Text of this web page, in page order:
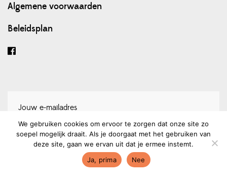
Algemene voorwaarden
Beleidsplan
Schrijf je in voor onze nieuwsbrief
We gebruiken cookies om ervoor te zorgen dat onze site zo
soepel mogelijk draait. Als je doorgaat met het gebruiken van
deze site, gaan we ervan uit dat je ermee instemt.
Ja, prima
Nee